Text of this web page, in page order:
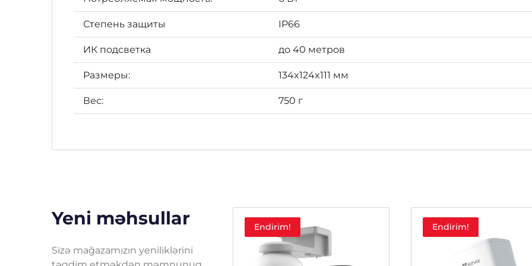
Степень защиты IP66
ИК подсветка до 40 метров
Размеры: 134x124x111 мм
Вес: 750 г
Yeni məhsullar
Sizə mağazamızın yeniliklərini
Endirim! Endirim! Endirim!